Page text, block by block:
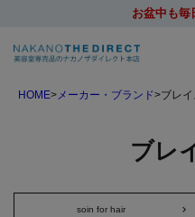
お盆中も毎
HOME メーカー・ブランド ブレ
ブレ
soin for hair